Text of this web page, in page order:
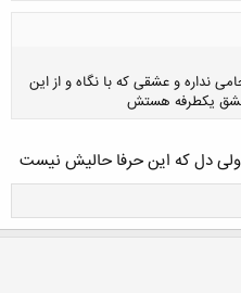
نداره و عشقی که با نگاه و از این
عشق یکطرفه هستش
دل که این حرفا حالیش نیست